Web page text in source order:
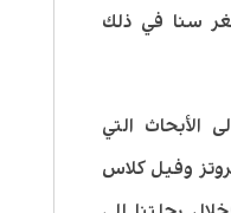
سنا في ذلك
الأبحاث التي
وفيل كلاس